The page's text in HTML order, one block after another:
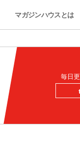
マガジンハウスとは
毎日